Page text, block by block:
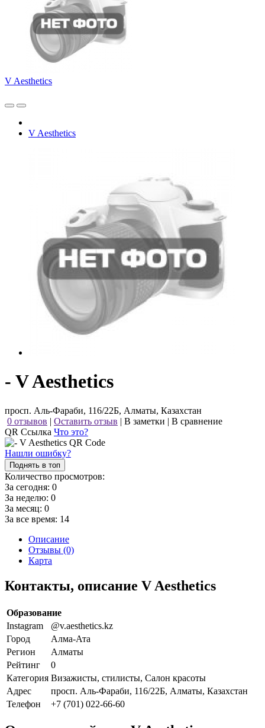
V Aesthetics
V Aesthetics
- V Aesthetics
просп. Аль-Фараби, 116/22Б, Алматы, Казахстан
0 отзывов | Оставить отзыв | В заметки | В сравнение
QR Ссылка Что это?
Нашли ошибку?
Поднять в топ
Количество просмотров:
За сегодня: 0
За неделю: 0
За месяц: 0
За все время: 14
Описание
Отзывы (0)
Карта
Контакты, описание V Aesthetics
Образование
Instagram
@v.aesthetics.kz
Город
Алма-Ата
Регион
Алматы
Рейтинг
0
Категория Визажисты, стилисты, Салон красоты
Адрес
просп. Аль-Фараби, 116/22Б, Алматы, Казахстан
Телефон
+7 (701) 022-66-60